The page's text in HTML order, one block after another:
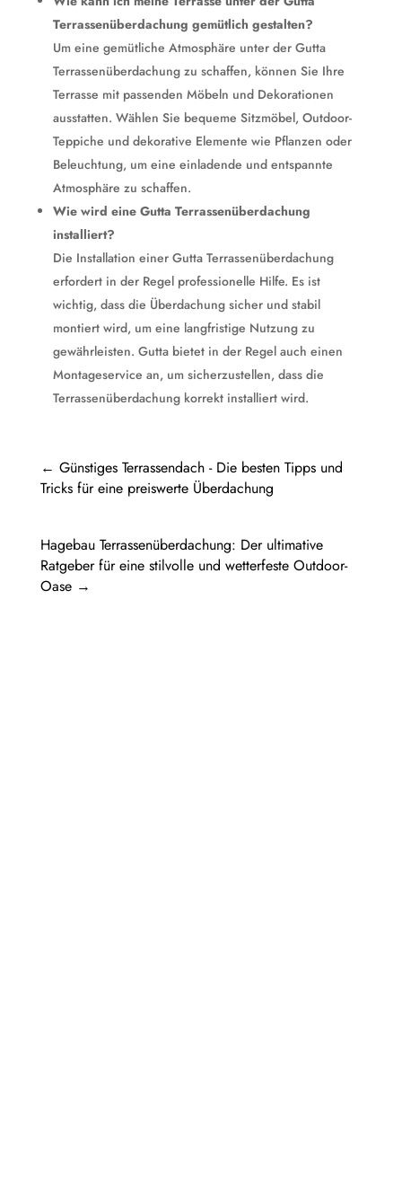
Terrassenüberdachung gemütlich gestalten?
Um eine gemütliche Atmosphäre unter der Gutta
Terrassenüberdachung zu schaffen, können Sie Ihre
Terrasse mit passenden Möbeln und Dekorationen
ausstatten. Wählen Sie bequeme Sitzmöbel, Outdoor-
Teppiche und dekorative Elemente wie Pflanzen oder
Beleuchtung, um eine einladende und entspannte
Atmosphäre zu schaffen.
Wie wird eine Gutta Terrassenüberdachung
installiert?
Die Installation einer Gutta Terrassenüberdachung
erfordert in der Regel professionelle Hilfe. Es ist
wichtig, dass die Überdachung sicher und stabil
montiert wird, um eine langfristige Nutzung zu
gewährleisten. Gutta bietet in der Regel auch einen
Montageservice an, um sicherzustellen, dass die
Terrassenüberdachung korrekt installiert wird.
← Günstiges Terrassendach - Die besten Tipps und
Tricks für eine preiswerte Überdachung
Hagebau Terrassenüberdachung: Der ultimative
Ratgeber für eine stilvolle und wetterfeste Outdoor-
Oase→